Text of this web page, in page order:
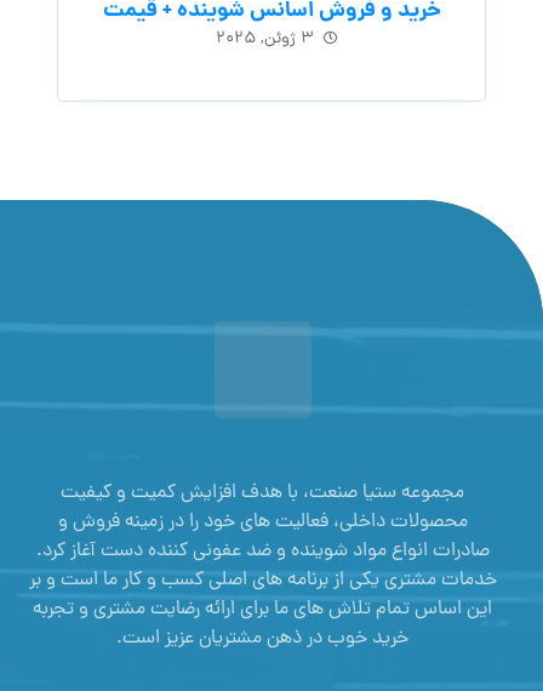
خرید و فروش اسانس شوینده + قیمت
۳ ژوئن, ۲۰۲۵
مجموعه ستیا صنعت، با هدف افزایش کمیت و کیفیت
محصولات داخلی، فعالیت های خود را در زمینه فروش و
صادرات انواع مواد شوینده و ضد عفونی کننده دست آغاز کرد.
خدمات مشتری یکی از برنامه های اصلی کسب و کار ما است و بر
این اساس تمام تلاش های ما برای ارائه رضایت مشتری و تجربه
خرید خوب در ذهن مشتریان عزیز است.